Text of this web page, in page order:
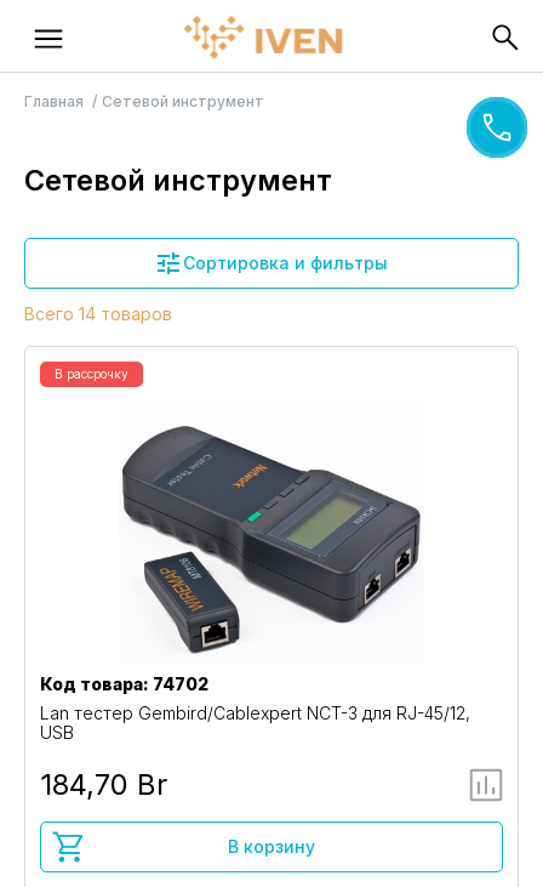
Главная Сетевой инструмент
Сетевой инструмент
Сортировка и фильтры
Всего 14 товаров
В рассрочку
Код товара: 74702
Lan тестер Gembird/Cablexpert NCT-3 для RJ-45/12,
USB
184,70 Br
В корзину